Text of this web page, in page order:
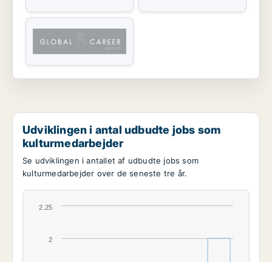
Udviklingen i antal udbudte jobs som
kulturmedarbejder
Se udviklingen i antallet af udbudte jobs som
kulturmedarbejder over de seneste tre år.
2
2.25